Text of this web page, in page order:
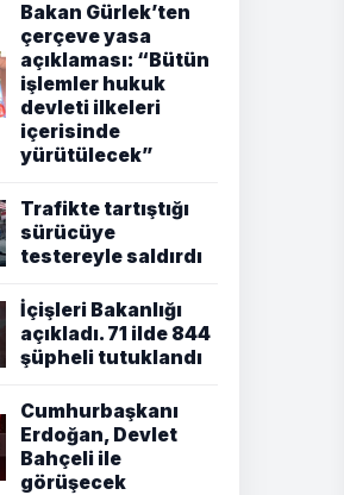
Bakan Gürlek’ten
çerçeve yasa
açıklaması: “Bütün
işlemler hukuk
devleti ilkeleri
içerisinde
yürütülecek”
Trafikte tartıştığı
sürücüye
testereyle saldırdı
İçişleri Bakanlığı
açıkladı. 71 ilde 844
şüpheli tutuklandı
Cumhurbaşkanı
Erdoğan, Devlet
Bahçeli ile
görüşecek